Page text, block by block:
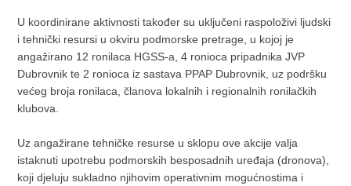
U koordinirane aktivnosti također su uključeni raspoloživi ljudski
i tehnički resursi u okviru podmorske pretrage, u kojoj je
angažirano 12 ronilaca HGSS-a, 4 ronioca pripadnika JVP
Dubrovnik te 2 ronioca iz sastava PPAP Dubrovnik, uz podršku
većeg broja ronilaca, članova lokalnih i regionalnih ronilačkih
klubova.
Uz angažirane tehničke resurse u sklopu ove akcije valja
istaknuti upotrebu podmorskih besposadnih uređaja (dronova),
koji djeluju sukladno njihovim operativnim mogućnostima i